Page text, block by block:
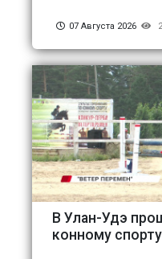
07 Августа 2026
В Улан-Удэ
конному спорту